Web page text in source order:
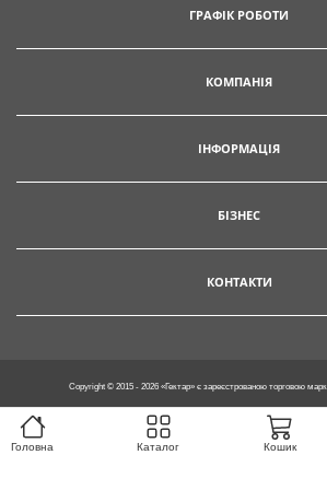
Головна Каталог Кошик
ГРАФІК РОБОТИ
КОМПАНІЯ
ІНФОРМАЦІЯ
БІЗНЕС
КОНТАКТИ
Copyright © 2015 - 2026 «Гектар» є зареєстрованою торговою